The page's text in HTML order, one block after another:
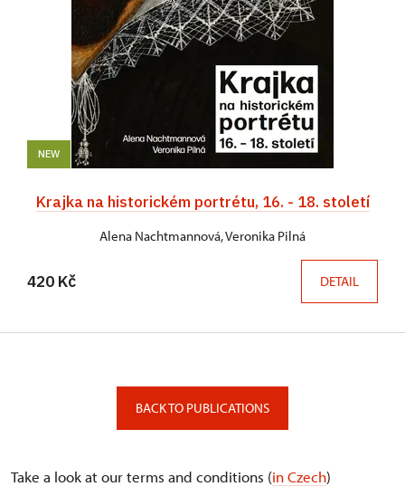
NEW
Krajka na historickém portrétu, 16. - 18. století
Alena Nachtmannová, Veronika Pilná
420 Kč DETAIL
BACK TO PUBLICATIONS
Take a look at our terms and conditions (in Czech)